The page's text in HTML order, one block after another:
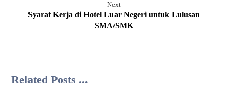
Next
Syarat Kerja di Hotel Luar Negeri untuk Lulusan
SMA/SMK
Related Posts ...